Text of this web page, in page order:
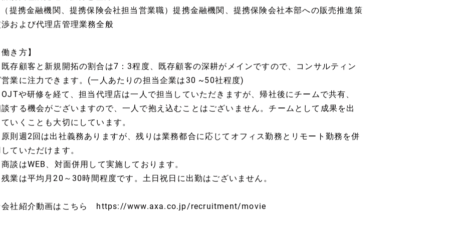
提携金融機関、提携保険会社担当営業職）提携金融機関、提携保険会社本部への販売推進策
および代理店管理業務全般
き方】
存顧客と新規開拓の割合は7：3程度、既存顧客の深耕がメインですので、コンサルティン
営業に注力できます。(一人あたりの担当企業は30 ~50社程度)
や研修を経て、担当代理店は一人で担当していただきますが、帰社後にチームで共有、
する機会がございますので、一人で抱え込むことはございません。チームとして成果を出
いくことも大切にしています。
則週2回は出社義務ありますが、残りは業務都合に応じてオフィス勤務とリモート勤務を併
ていただけます。
談はWEB、対面併用して実施しております。
業は平均月20～30時間程度です。土日祝日に出勤はございません。
社紹介動画はこちら https://www.axa.co.jp/recruitment/movie